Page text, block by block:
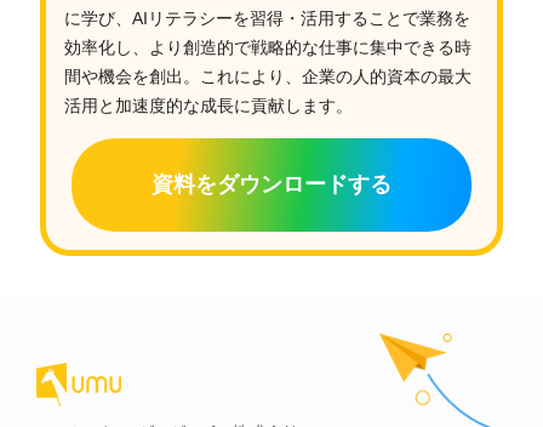
に学び、AIリテラシーを習得・活用することで業務を
効率化し、より創造的で戦略的な仕事に集中できる時
間や機会を創出。これにより、企業の人的資本の最大
活用と加速度的な成長に貢献します。
資料をダウンロードする